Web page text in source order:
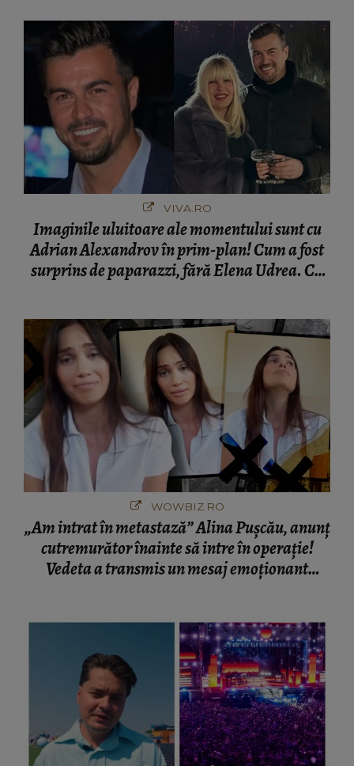
VIVA.RO
Imaginile uluitoare ale momentului sunt cu
Adrian Alexandrov în prim-plan! Cum a fost
surprins de paparazzi, fără Elena Udrea. Cu
WOWBIZ.RO
„Am intrat în metastază” Alina Pușcău, anunț
cutremurător înainte să intre în operație!
Vedeta a transmis un mesaj emoționant